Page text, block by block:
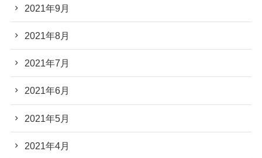
2021年9月
2021年8月
2021年7月
2021年6月
2021年5月
2021年4月